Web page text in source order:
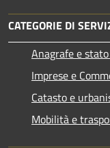
CATEGORIE DI
Anagrafe e
Imprese e
Catasto e
Mobilità e